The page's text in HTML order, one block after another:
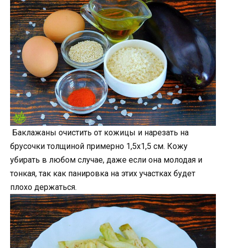
Баклажаны очистить от кожицы и нарезать на
брусочки толщиной примерно 1,5х1,5 см. Кожу
убирать в любом случае, даже если она молодая и
тонкая, так как панировка на этих участках будет
плохо держаться.